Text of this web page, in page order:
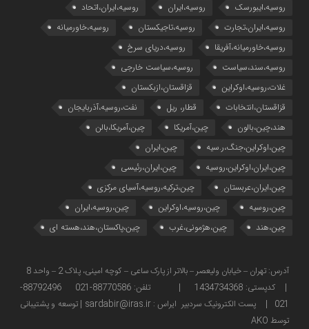
روسیه،ایبورسک
روسیه،ایران
روسیه،ایران،اتحاد
روسیه،ایران،تجارت
روسیه،تاجیکستان
روسیه،خاورمیانه
روسیه،خاورمیانه،آفریقا
روسیه،دریای سرخ
روسیه،سند،سیاست
روسیه،سیاست خارجی
غلات،روسیه،اوکراین
قزاقستان،ازبکستان
قزاقستان،انتخابات
قطار، ریل
نفت،روسیه،آذربایجان
هند،چین،بالون
چین،آمریکا
چین،آمریکا،بالن
چین،اوکراین،جنگ،ر.سیه
چین،ایران
چین،ایران،اوکراین،روسیه
چین،ایران،رئیسی
چین،ایران،عربستان
چین،ترکیه،روسیه،آسیای مرکزی
چین،روسیه
چین،روسیه،اوکراین
چین،روسیه،ایران
چین،هند
چین،هژمونی،غرب چین،پاکستان،هند،هسته ای
| کدپستی: 1434734368 | تلفن: 88770586-021 88792496-
021 | پست الکترونیک سردبیر ایراس : sardabir@iras.ir |
توسعه و پشتیبانی
توسط AKO